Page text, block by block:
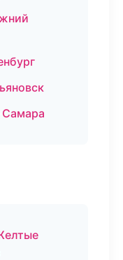
Самара